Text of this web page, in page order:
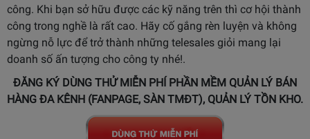
công. Khi bạn sở hữu được các kỹ năng trên thì cơ hội thành
công trong nghề là rất cao. Hãy cố gắng rèn luyện và không
ngừng nỗ lực để trở thành những telesales giỏi mang lại
doanh số ấn tượng cho công ty nhé!.
ĐĂNG KÝ DÙNG THỬ MIỄN PHÍ PHẦN MỀM QUẢN LÝ BÁN
HÀNG ĐA KÊNH (FANPAGE, SÀN TMĐT), QUẢN LÝ TỒN KHO.